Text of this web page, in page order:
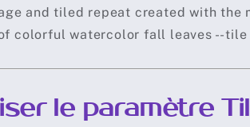
le paramètre